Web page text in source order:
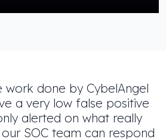
work done by CybelAngel
a very low false positive
alerted on what really
SOC team can respond